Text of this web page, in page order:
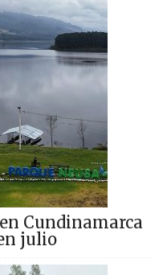
Cundinamarca
julio